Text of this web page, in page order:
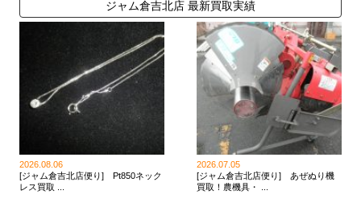
ジャム倉吉北店 最新買取実績
2026.08.06
[ジャム倉吉北店便り] Pt850ネック
レス買取 ...
2026.07.05
[ジャム倉吉北店便り] あぜぬり機
買取！農機具・ ...